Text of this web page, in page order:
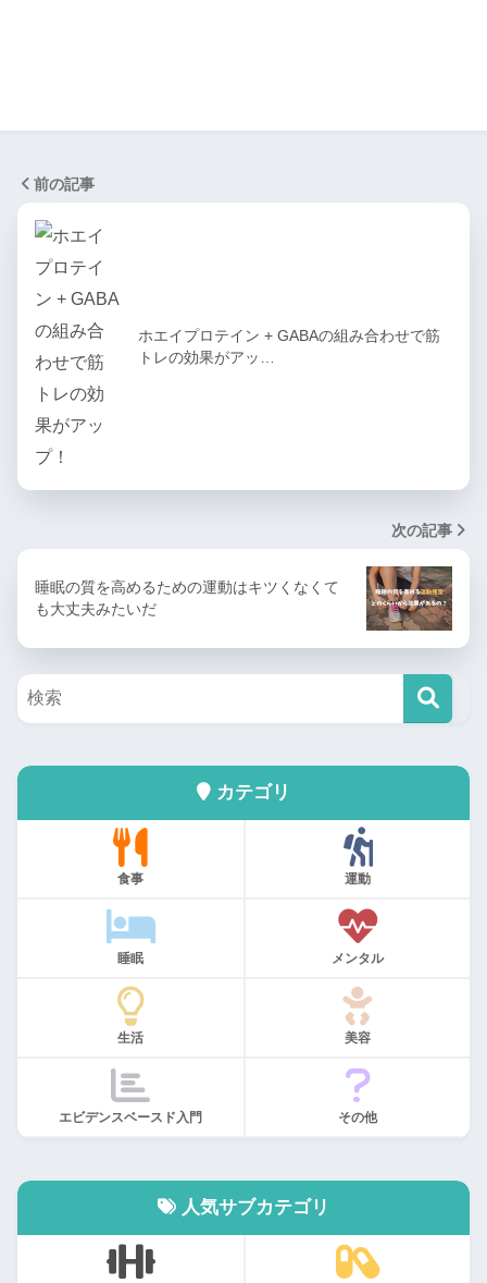
前の記事
ホエイプロテイン + GABAの組み合わせで筋
トレの効果がアッ…
次の記事
睡眠の質を高めるための運動はキツくなくて
も大丈夫みたいだ
カテゴリ
食事 運動
睡眠 メンタル
生活 美容
エビデンスベースド入門 その他
人気サブカテゴリ